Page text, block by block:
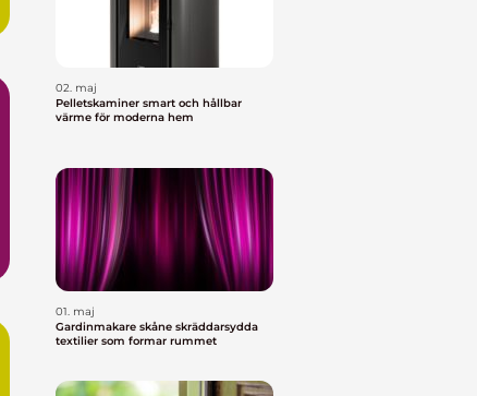
02. maj
Pelletskaminer smart och hållbar
värme för moderna hem
01. maj
Gardinmakare skåne skräddarsydda
textilier som formar rummet